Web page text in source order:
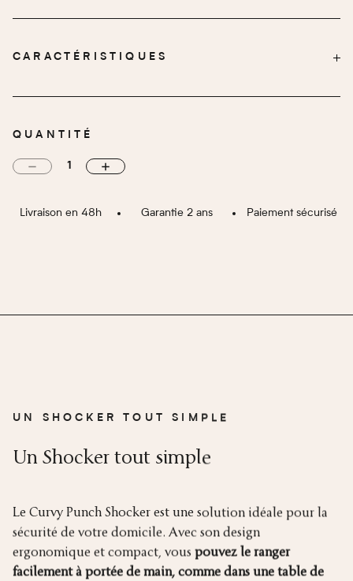
CARACTÉRISTIQUES
TYPE D'ALIMENTATION
QUANTITÉ
Livraison en 48h Garantie 2 ans Paiement sécurisé
UN SHOCKER TOUT SIMPLE
Un Shocker tout simple
Le Curvy Punch Shocker est une solution idéale pour la
sécurité de votre domicile. Avec son design
ergonomique et compact, vous pouvez le ranger
facilement à portée de main, comme dans une table de